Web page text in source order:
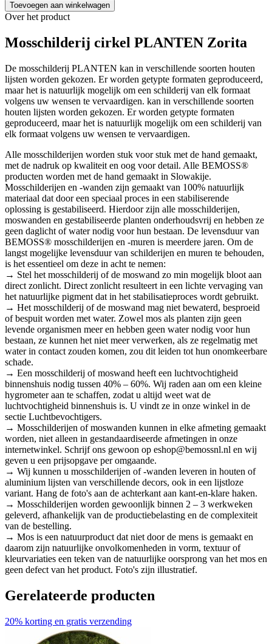
Toevoegen aan winkelwagen
Over het product
Mosschilderij cirkel PLANTEN Zorita
De mosschilderij PLANTEN kan in verschillende soorten houten
lijsten worden gekozen. Er worden getypte formaten geproduceerd,
maar het is natuurlijk mogelijk om een schilderij van elk formaat
volgens uw wensen te vervaardigen. kan in verschillende soorten
houten lijsten worden gekozen. Er worden getypte formaten
geproduceerd, maar het is natuurlijk mogelijk om een schilderij van
elk formaat volgens uw wensen te vervaardigen.
Alle mosschilderijen worden stuk voor stuk met de hand gemaakt,
met de nadruk op kwaliteit en oog voor detail. Alle BEMOSS®
producten worden met de hand gemaakt in Slowakije.
Mosschilderijen en -wanden zijn gemaakt van 100% natuurlijk
materiaal dat door een speciaal proces in een stabiliserende
oplossing is gestabiliseerd. Hierdoor zijn alle mosschilderijen,
moswanden en gestabiliseerde planten onderhoudsvrij en hebben ze
geen daglicht of water nodig voor hun bestaan. De levensduur van
BEMOSS® mosschilderijen en -muren is meerdere jaren. Om de
langst mogelijke levensduur van schilderijen en muren te behouden,
is het essentieel om deze in acht te nemen:
→ Stel het mosschilderij of de moswand zo min mogelijk bloot aan
direct zonlicht. Direct zonlicht resulteert in een lichte vervaging van
het natuurlijke pigment dat in het stabilisatieproces wordt gebruikt.
→ Het mosschilderij of de moswand mag niet bewaterd, besproeid
of bespuit worden met water. Zowel mos als planten zijn geen
levende organismen meer en hebben geen water nodig voor hun
bestaan, ze kunnen het niet meer verwerken, als ze regelmatig met
water in contact zouden komen, zou dit leiden tot hun onomkeerbare
schade.
→ Een mosschilderij of moswand heeft een luchtvochtigheid
binnenshuis nodig tussen 40% – 60%. Wij raden aan om een kleine
hygrometer aan te schaffen, zodat u altijd weet wat de
luchtvochtigheid binnenshuis is. U vindt ze in onze winkel in de
sectie Luchtbevochtigers.
→ Mosschilderijen of moswanden kunnen in elke afmeting gemaakt
worden, niet alleen in gestandaardiseerde afmetingen in onze
internetwinkel. Schrijf ons gewoon op eshop@bemossnl.nl en wij
geven u een prijsopgave per omgaande.
→ Wij kunnen u mosschilderijen of -wanden leveren in houten of
aluminium lijsten van verschillende decors, ook in een lijstloze
variant. Hang de foto's aan de achterkant aan kant-en-klare haken.
→ Mosschilderijen worden gewoonlijk binnen 2 – 3 werkweken
geleverd, afhankelijk van de productiebelasting en de complexiteit
van de bestelling.
→ Mos is een natuurproduct dat niet door de mens is gemaakt en
daarom zijn natuurlijke onvolkomenheden in vorm, textuur of
kleurvariaties een teken van de natuurlijke oorsprong van het mos en
geen defect van het product. Foto's zijn illustratief.
Gerelateerde producten
20% korting en gratis verzending